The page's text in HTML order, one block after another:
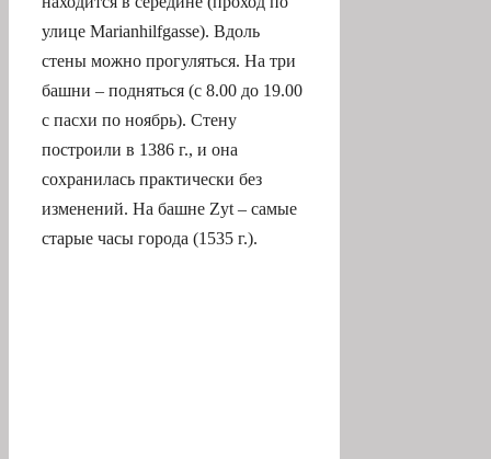
с пасхи по ноябрь). Стену
построили в 1386 г., и она
сохранилась практически без
изменений. На башне Zyt – самые
старые часы города (1535 г.).